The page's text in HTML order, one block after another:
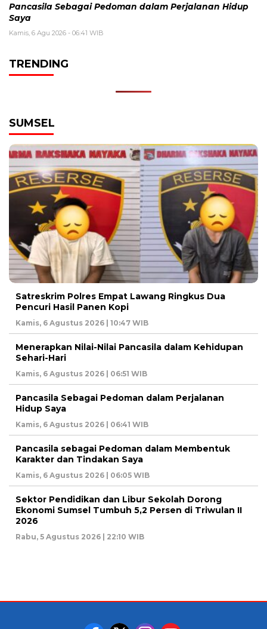
Pancasila Sebagai Pedoman dalam Perjalanan Hidup
Saya
Kamis, 6 Agu 2026 - 06:41 WIB
TRENDING
SUMSEL
Satreskrim Polres Empat Lawang Ringkus Dua
Pencuri Hasil Panen Kopi
Kamis, 6 Agustus 2026 | 10:47 WIB
Menerapkan Nilai-Nilai Pancasila dalam Kehidupan
Sehari-Hari
Kamis, 6 Agustus 2026 | 06:51 WIB
Pancasila Sebagai Pedoman dalam Perjalanan
Hidup Saya
Kamis, 6 Agustus 2026 | 06:41 WIB
Pancasila sebagai Pedoman dalam Membentuk
Karakter dan Tindakan Saya
Kamis, 6 Agustus 2026 | 06:05 WIB
Sektor Pendidikan dan Libur Sekolah Dorong
Ekonomi Sumsel Tumbuh 5,2 Persen di Triwulan II
2026
Rabu, 5 Agustus 2026 | 22:10 WIB